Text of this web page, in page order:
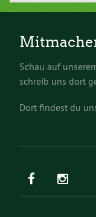
Schau auf
schreib uns dort
Dort findest du